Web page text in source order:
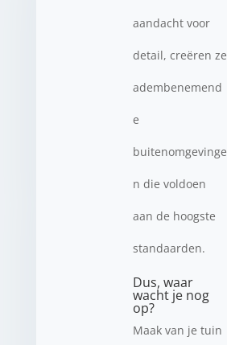
aandacht voor
detail, creëren ze
adembenemend
e
buitenomgevinge
n die voldoen
aan de hoogste
standaarden.
Dus, waar
wacht je nog
op?
Maak van je tuin